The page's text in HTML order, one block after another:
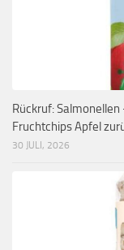
Rückruf: Salmonellen
Fruchtchips Apfel
30 JULI, 2026